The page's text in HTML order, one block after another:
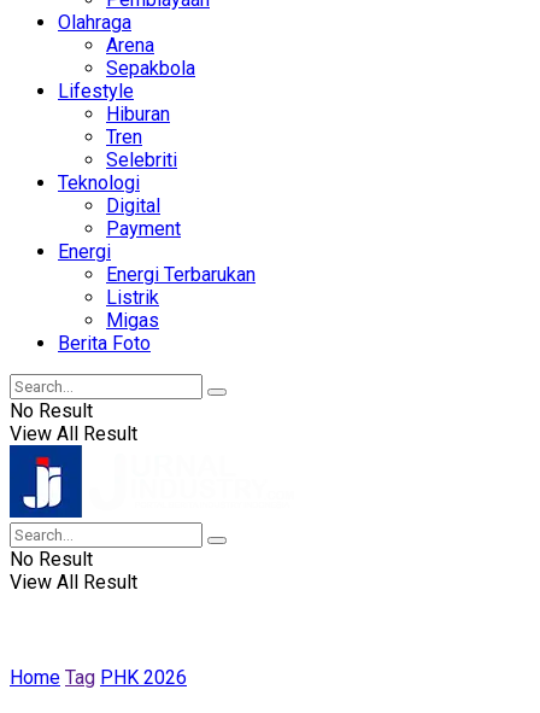
Olahraga
Arena
Sepakbola
Lifestyle
Hiburan
Tren
Selebriti
Teknologi
Digital
Payment
Energi
Energi Terbarukan
Listrik
Migas
Berita Foto
No Result
View All Result
No Result
View All Result
Home Tag PHK 2026